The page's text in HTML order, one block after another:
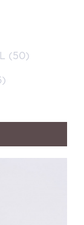
(50)